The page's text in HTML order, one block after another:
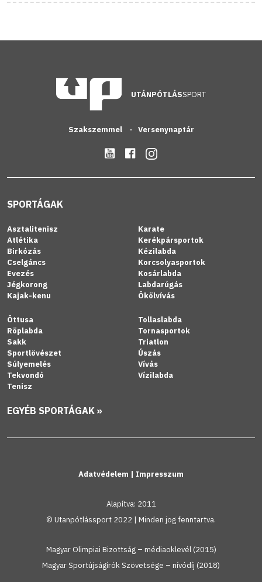
UTÁNPÓTLÁSSPORT
Szakszemmel Versenynaptár
SPORTÁGAK
Asztalitenisz
Atlétika
Birkózás
Cselgáncs
Evezés
Jégkorong
Kajak-kenu
Karate
Kerékpársportok
Kézilabda
Korcsolyasportok
Kosárlabda
Labdarúgás
Ökölvívás
Öttusa
Röplabda
Sakk
Sportlövészet
Súlyemelés
Tekvondó
Tenisz
Tollaslabda
Tornasportok
Triatlon
Úszás
Vívás
Vízilabda
EGYÉB SPORTÁGAK »
Adatvédelem | Impresszum
Alapítva: 2011
© Utanpótlássport 2022 | Minden jog fenntartva.
Magyar Olimpiai Bizottság – médiaoklevél (2015)
Magyar Sportújságírók Szövetsége – nívódíj (2018)